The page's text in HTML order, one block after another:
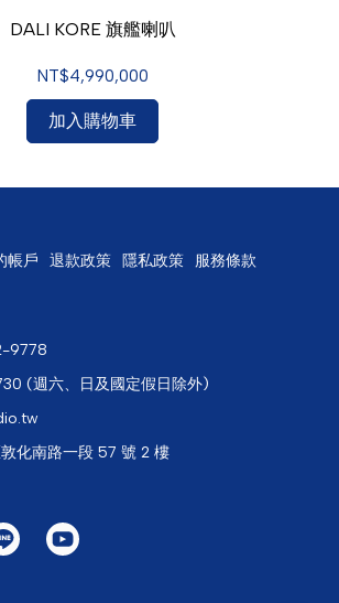
DALI KORE 旗艦喇叭
NT$4,990,000
加入購物車
帳戶 退款政策 隱私政策 服務條款
9778
(週六、日及國定假日除外)
化南路一段 57 號 2 樓